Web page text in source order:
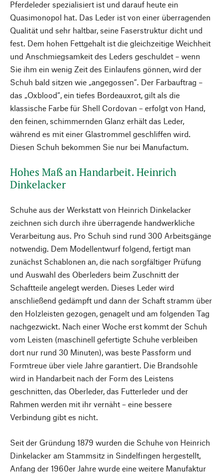
Pferdeleder spezialisiert ist und darauf heute ein
Quasimonopol hat. Das Leder ist von einer überragenden
Qualität und sehr haltbar, seine Faserstruktur dicht und
fest. Dem hohen Fettgehalt ist die gleichzeitige Weichheit
und Anschmiegsamkeit des Leders geschuldet – wenn
Sie ihm ein wenig Zeit des Einlaufens gönnen, wird der
Schuh bald sitzen wie „angegossen“. Der Farbauftrag –
das „Oxblood“, ein tiefes Bordeauxrot, gilt als die
klassische Farbe für Shell Cordovan – erfolgt von Hand,
den feinen, schimmernden Glanz erhält das Leder,
während es mit einer Glastrommel geschliffen wird.
Diesen Schuh bekommen Sie nur bei Manufactum.
Hohes Maß an Handarbeit. Heinrich
Dinkelacker
Schuhe aus der Werkstatt von Heinrich Dinkelacker
zeichnen sich durch ihre überragende handwerkliche
Verarbeitung aus. Pro Schuh sind rund 300 Arbeitsgänge
notwendig. Dem Modellentwurf folgend, fertigt man
zunächst Schablonen an, die nach sorgfältiger Prüfung
und Auswahl des Oberleders beim Zuschnitt der
Schaftteile angelegt werden. Dieses Leder wird
anschließend gedämpft und dann der Schaft stramm über
den Holzleisten gezogen, genagelt und am folgenden Tag
nachgezwickt. Nach einer Woche erst kommt der Schuh
vom Leisten (maschinell gefertigte Schuhe verbleiben
dort nur rund 30 Minuten), was beste Passform und
Formtreue über viele Jahre garantiert. Die Brandsohle
wird in Handarbeit nach der Form des Leistens
geschnitten, das Oberleder, das Futterleder und der
Rahmen werden mit ihr vernäht – eine bessere
Verbindung gibt es nicht.
Seit der Gründung 1879 wurden die Schuhe von Heinrich
Dinkelacker am Stammsitz in Sindelfingen hergestellt,
Anfang der 1960er Jahre wurde eine weitere Manufaktur